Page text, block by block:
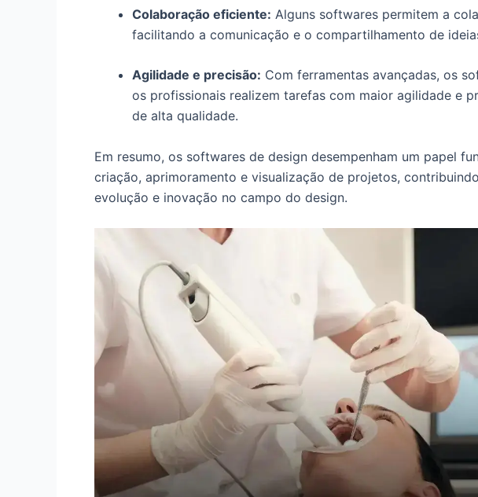
Colaboração eficiente: Alguns softwares permitem a
facilitando a comunicação e o compartilhamento de
Agilidade e precisão: Com ferramentas avançadas, os
os profissionais realizem tarefas com maior agilidade e
de alta qualidade.
Em resumo, os softwares de design desempenham um papel
criação, aprimoramento e visualização de projetos,
evolução e inovação no campo do design.